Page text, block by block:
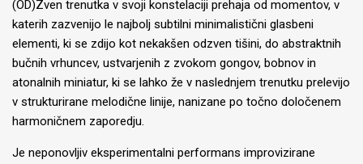
(OD)Zven trenutka v svoji konstelaciji prehaja od momentov, v
katerih zazvenijo le najbolj subtilni minimalistični glasbeni
elementi, ki se zdijo kot nekakšen odzven tišini, do abstraktnih
bučnih vrhuncev, ustvarjenih z zvokom gongov, bobnov in
atonalnih miniatur, ki se lahko že v naslednjem trenutku prelevijo
v strukturirane melodične linije, nanizane po točno določenem
harmoničnem zaporedju.
Je neponovljiv eksperimentalni performans improvizirane